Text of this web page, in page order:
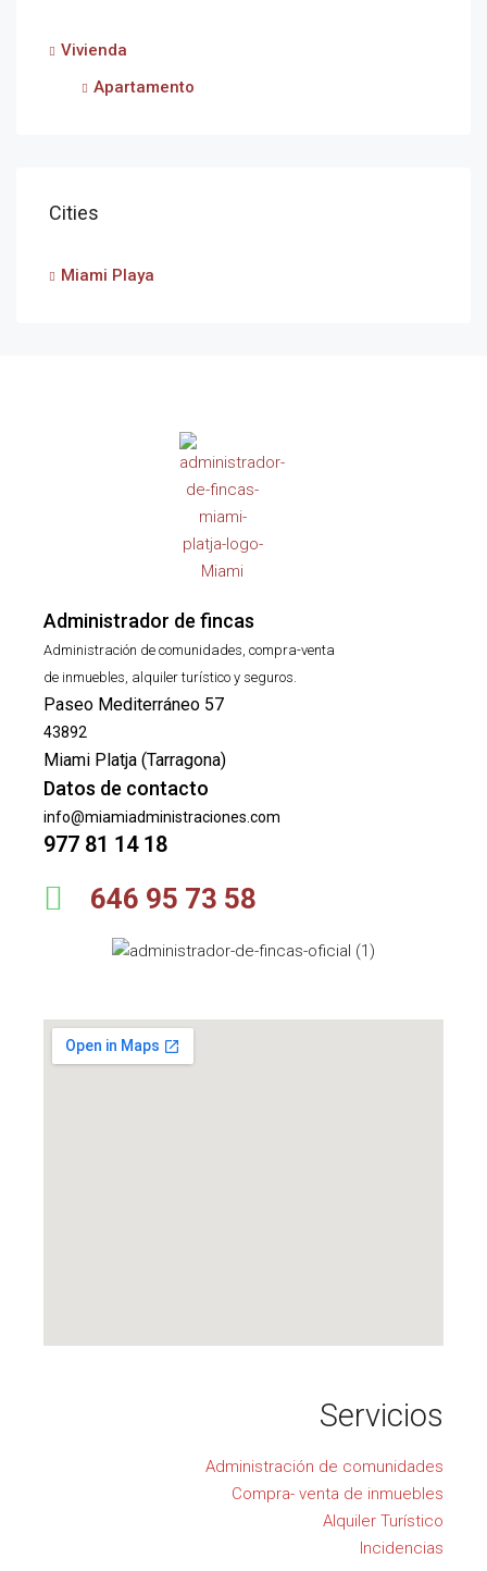
Vivienda
Apartamento
Cities
Miami Playa
Administrador de fincas
Administración de comunidades, compra-venta
de inmuebles, alquiler turístico y seguros.
Paseo Mediterráneo 57
43892
Miami Platja (Tarragona)
Datos de contacto
info@miamiadministraciones.com
977 81 14 18
646 95 73 58
Servicios
Administración de comunidades
Compra- venta de inmuebles
Alquiler Turístico
Incidencias